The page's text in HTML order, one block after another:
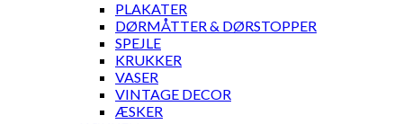
PLAKATER
DØRMÅTTER & DØRSTOPPER
SPEJLE
KRUKKER
VASER
VINTAGE DECOR
ÆSKER